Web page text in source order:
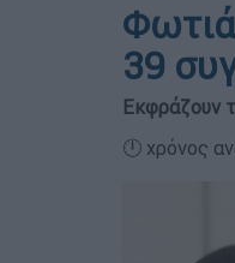
39
Εκφράζουν
🕛 χρόνος